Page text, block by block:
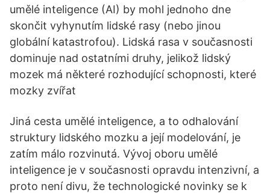
umělé inteligence (AI) by mohl jednoho dne
skončit vyhynutím lidské rasy (nebo jinou
globální katastrofou). Lidská rasa v současnosti
dominuje nad ostatními druhy, jelikož lidský
mozek má některé rozhodující schopnosti, které
mozky zvířat
Jiná cesta umělé inteligence, a to odhalování
struktury lidského mozku a její modelování, je
zatím málo rozvinutá. Vývoj oboru umělé
inteligence je v současnosti opravdu intenzivní, a
proto není divu, že technologické novinky se k